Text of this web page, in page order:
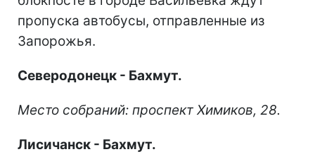
пропуска автобусы, отправленные из
Запорожья.
Северодонецк - Бахмут.
Место собраний: проспект Химиков, 28.
Лисичанск - Бахмут.